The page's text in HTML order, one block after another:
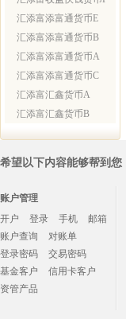
汇添富添富通货币E
汇添富添富通货币B
汇添富添富通货币A
汇添富添富通货币C
汇添富汇鑫货币A
汇添富汇鑫货币B
希望以下内容能够帮到您
账户管理
开户
登录 手机
邮箱
账户查询
对账单
登录密码
交易密码
基金客户
信用卡客户
资管产品